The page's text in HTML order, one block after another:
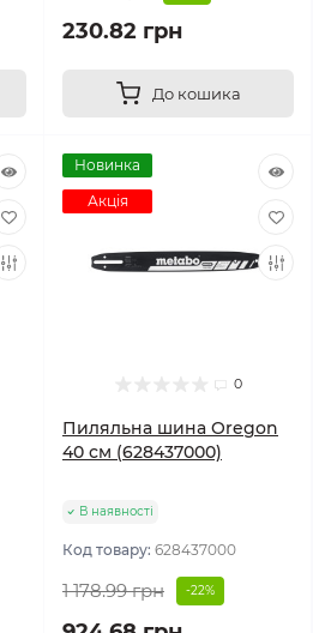
230.82 грн
До кошика
Новинка
Акція
0
Пиляльна шина Oregon
40 см (628437000)
В наявності
Код товару: 628437000
1 178.99 грн -22%